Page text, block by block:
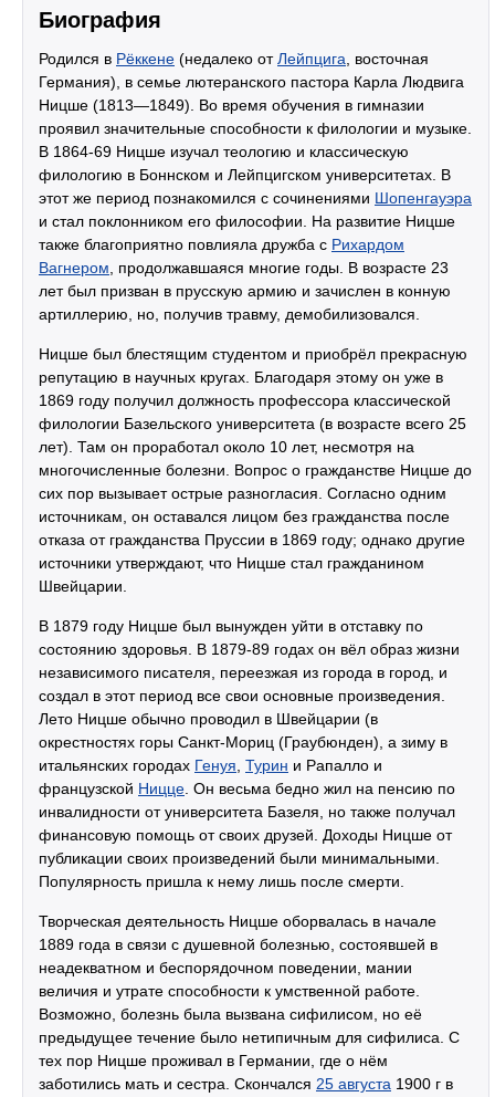
Биография
Родился в Рёккене (недалеко отЛейпцига , восточная
Германия), в семье лютеранского пастора Карла Людвига
Ницше (1813—1849). Во время обучения в гимназии
проявил значительные способности к филологии и музыке.
В 1864-69 Ницше изучал теологию и классическую
филологию в Боннском и Лейпцигском университетах. В
этот же период познакомился с сочинениями Шопенгауэра
и стал поклонником его философии. На развитие Ницше
также благоприятно повлияла дружба с Рихардом
Вагнером , продолжавшаяся многие годы. В возрасте 23
лет был призван в прусскую армию и зачислен в конную
артиллерию, но, получив травму, демобилизовался.
Ницше был блестящим студентом и приобрёл прекрасную
репутацию в научных кругах. Благодаря этому он уже в
1869 году получил должность профессора классической
филологии Базельского университета (в возрасте всего 25
лет). Там он проработал около 10 лет, несмотря на
многочисленные болезни. Вопрос о гражданстве Ницше до
сих пор вызывает острые разногласия. Согласно одним
источникам, он оставался лицом без гражданства после
отказа от гражданства Пруссии в 1869 году; однако другие
источники утверждают, что Ницше стал гражданином
Швейцарии.
В 1879 году Ницше был вынужден уйти в отставку по
состоянию здоровья. В 1879-89 годах он вёл образ жизни
независимого писателя, переезжая из города в город, и
создал в этот период все свои основные произведения.
Лето Ницше обычно проводил в Швейцарии (в
окрестностях горы Санкт-Мориц (Граубюнден), а зиму в
итальянских городах Генуя Турин и Рапалло и
французской Ницце . Он весьма бедно жил на пенсию по
инвалидности от университета Базеля, но также получал
финансовую помощь от своих друзей. Доходы Ницше от
публикации своих произведений были минимальными.
Популярность пришла к нему лишь после смерти.
Творческая деятельность Ницше оборвалась в начале
1889 года в связи с душевной болезнью, состоявшей в
неадекватном и беспорядочном поведении, мании
величия и утрате способности к умственной работе.
Возможно, болезнь была вызвана сифилисом, но её
предыдущее течение было нетипичным для сифилиса. С
тех пор Ницше проживал в Германии, где о нём
заботились мать и сестра. Скончался 25 августа 1900 г в